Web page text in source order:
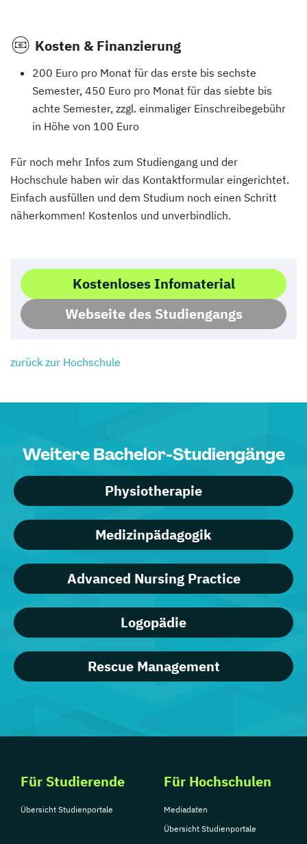
Kosten & Finanzierung
200 Euro pro Monat für das erste bis sechste
Semester, 450 Euro pro Monat für das siebte bis
achte Semester, zzgl. einmaliger Einschreibegebühr
in Höhe von 100 Euro
Für noch mehr Infos zum Studiengang und der
Hochschule haben wir das Kontaktformular eingerichtet.
Einfach ausfüllen und dem Studium noch einen Schritt
näherkommen! Kostenlos und unverbindlich.
Kostenloses Infomaterial
Webseite des Studiengangs
zurück zur Hochschule
Weitere Bachelor-Studiengänge
Physiotherapie
Medizinpädagogik
Advanced Nursing Practice
Logopädie
Rescue Management
Für Studierende
Übersicht Studienportale
Für Hochschulen
Mediadaten
Übersicht Studienportale